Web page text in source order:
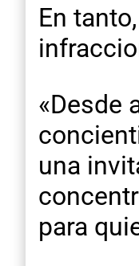
En
«Desde
una
para